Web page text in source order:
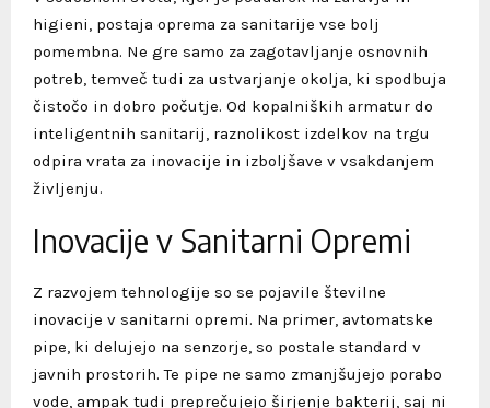
higieni, postaja oprema za sanitarije vse bolj
pomembna. Ne gre samo za zagotavljanje osnovnih
potreb, temveč tudi za ustvarjanje okolja, ki spodbuja
čistočo in dobro počutje. Od kopalniških armatur do
inteligentnih sanitarij, raznolikost izdelkov na trgu
odpira vrata za inovacije in izboljšave v vsakdanjem
življenju.
Inovacije v Sanitarni Opremi
Z razvojem tehnologije so se pojavile številne
inovacije v sanitarni opremi. Na primer, avtomatske
pipe, ki delujejo na senzorje, so postale standard v
javnih prostorih. Te pipe ne samo zmanjšujejo porabo
vode, ampak tudi preprečujejo širjenje bakterij, saj ni